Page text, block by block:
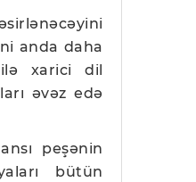
anda daha
xarici dil
əvəz edə
peşənin
bütün